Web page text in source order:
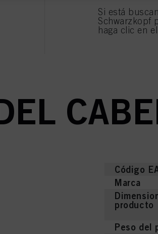
Código
Marca
producto
Peso del
Si está
Schwarzkopf
haga clic en
de sus datos en nuestra Declaración de Protección de Datos
tecnologías similares"). Puede retirar su consentimiento en
sitio web en "Configuración de cookies" vinculado en el
en este sitio web, especialmente su período de